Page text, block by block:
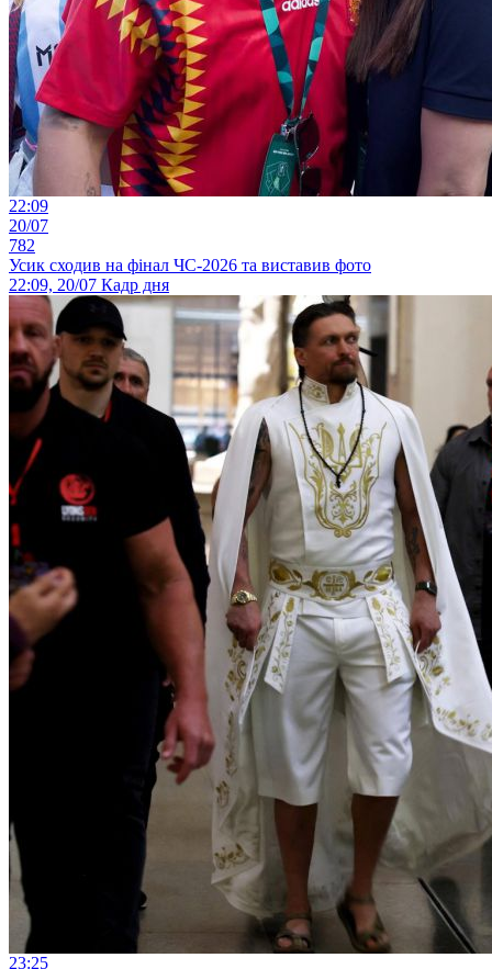
22:09
20/07
782
Усик сходив на фінал ЧС-2026 та виставив фото
22:09, 20/07 Кадр дня
23:25